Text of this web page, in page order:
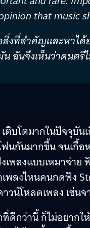
that music
งที่สำคัญและหาไ
ฉันจึงเห็นว่าดนตรี
ติบโตมากในปัจจุบั
นกันมากขึ้น จนเกื้
พลงแบบเหมาจ่า
พลงไหนคนกดฟัง
น์โหลดเพลง เช่น
ดีกว่านี้ ก็ไม่อยาก